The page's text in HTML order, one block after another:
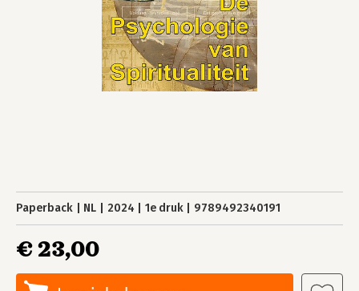
Paperback NL 2024 1e druk 9789492340191
€ 23,00